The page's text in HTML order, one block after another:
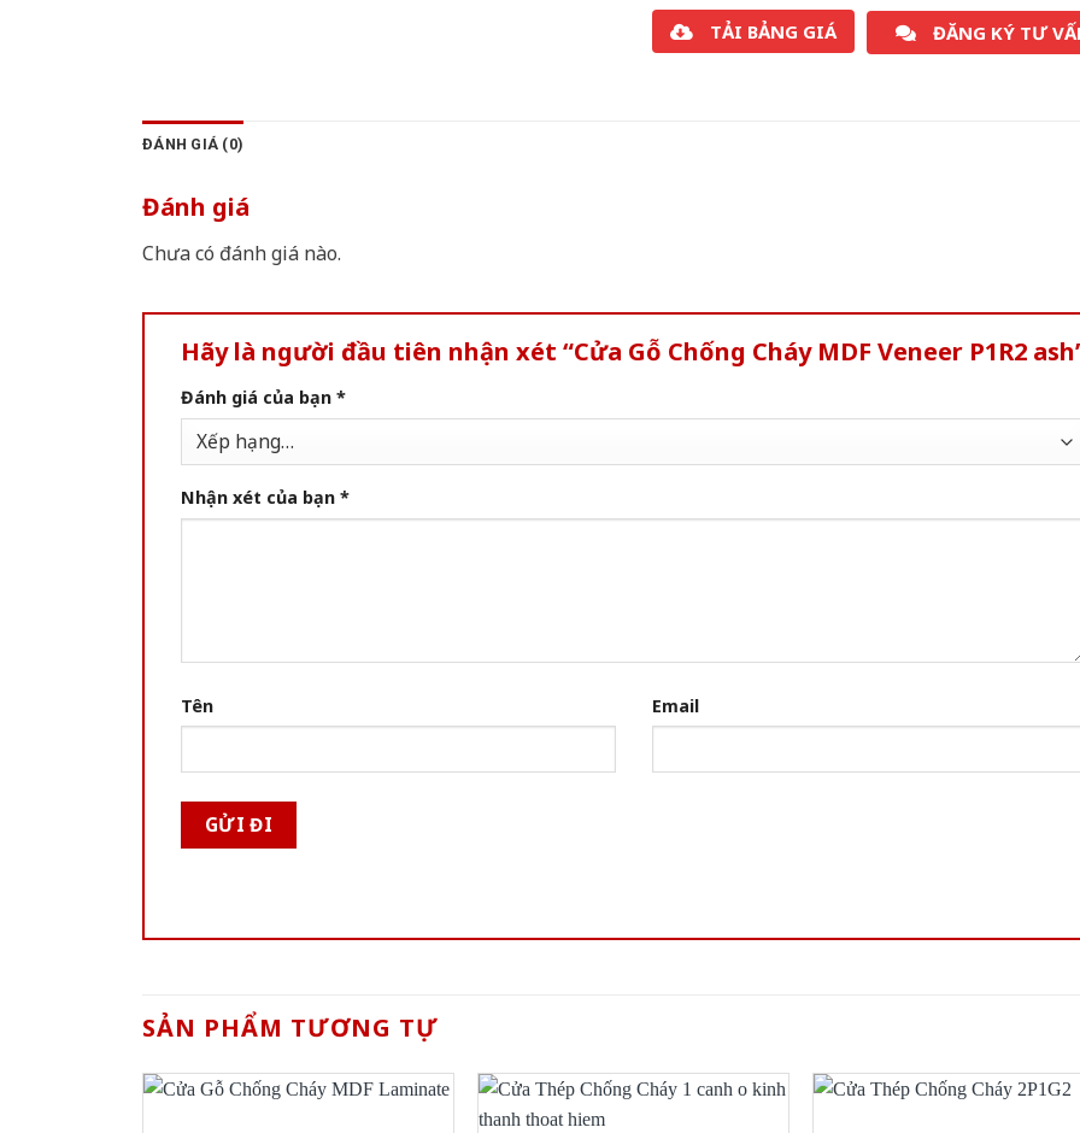
TẢI BẢNG GIÁ ĐĂNG KÝ TƯ
ĐÁNH GIÁ (0)
Đánh giá
Chưa có đánh giá nào.
Hãy là người đầu tiên nhận xét “Cửa Gỗ Chống Cháy MDF Veneer P1R2
Đánh giá của bạn *
Nhận xét của bạn *
Tên Email
SẢN PHẨM TƯƠNG TỰ